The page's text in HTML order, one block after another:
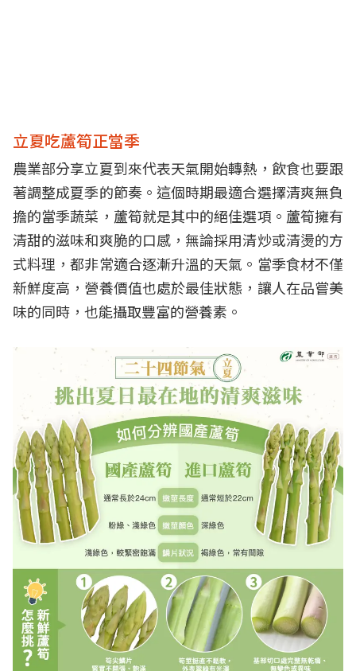
立夏吃蘆筍正當季
農業部分享立夏到來代表天氣開始轉熱，飲食也要跟
著調整成夏季的節奏。這個時期最適合選擇清爽無負
擔的當季蔬菜，蘆筍就是其中的絕佳選項。蘆筍擁有
清甜的滋味和爽脆的口感，無論採用清炒或清燙的方
式料理，都非常適合逐漸升溫的天氣。當季食材不僅
新鮮度高，營養價值也處於最佳狀態，讓人在品嘗美
味的同時，也能攝取豐富的營養素。